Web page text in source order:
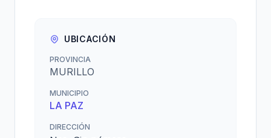
UBICACIÓN
PROVINCIA
MURILLO
MUNICIPIO
LA PAZ
DIRECCIÓN